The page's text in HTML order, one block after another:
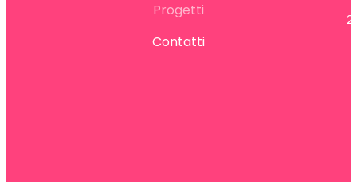
Progetti
Contatti